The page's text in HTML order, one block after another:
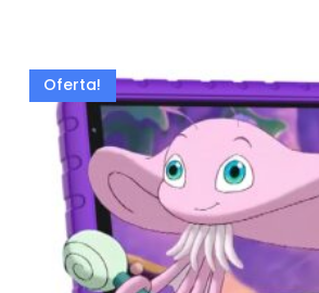
Oferta!